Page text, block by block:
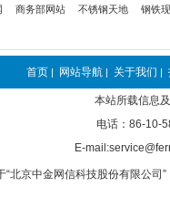
商务部网站 不锈钢天地 钢铁
首页 | 网站导航 | 关于我们 |
本站所载信息
电话：86-10-
E-
“北京中金网信科技股份有限公司